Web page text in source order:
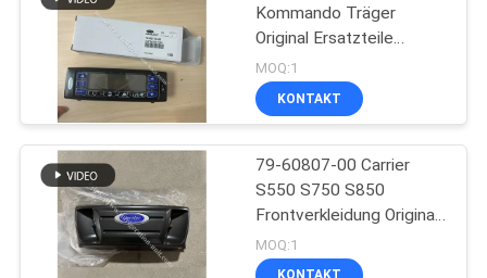
Thermo König
Refrigerated Truck
eingestellt
Kommando Träger
Original Ersatzteile
Kühlgerät Teile für die
oben genannte 550 750
850
MOQ:1
KONTAKT
79-60807-00 Carrier
S550 S750 S850
Frontverkleidung Original-
Ersatzteile
MOQ:1